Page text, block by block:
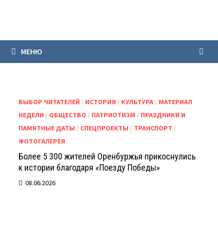
МЕНЮ
ВЫБОР ЧИТАТЕЛЕЙ / ИСТОРИЯ / КУЛЬТУРА / МАТЕРИАЛ
НЕДЕЛИ / ОБЩЕСТВО / ПАТРИОТИЗМ / ПРАЗДНИКИ И
ПАМЯТНЫЕ ДАТЫ / СПЕЦПРОЕКТЫ / ТРАНСПОРТ /
ФОТОГАЛЕРЕЯ
Более 5 300 жителей Оренбуржья прикоснулись
к истории благодаря «Поезду Победы»
08.06.2026